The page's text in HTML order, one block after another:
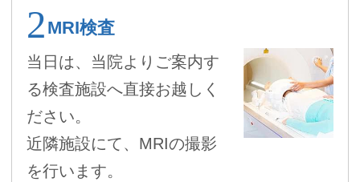
MRI検査
当日は、当院よりご案内す
る検査施設へ直接お越しく
ださい。
近隣施設にて、MRIの撮影
を行います。